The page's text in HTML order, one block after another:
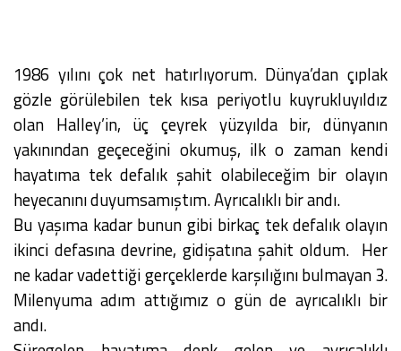
1986 yılını çok net hatırlıyorum. Dünya’dan çıplak
gözle görülebilen tek kısa periyotlu kuyrukluyıldız
olan Halley’in, üç çeyrek yüzyılda bir, dünyanın
yakınından geçeceğini okumuş, ilk o zaman kendi
hayatıma tek defalık şahit olabileceğim bir olayın
heyecanını duyumsamıştım. Ayrıcalıklı bir andı.
Bu yaşıma kadar bunun gibi birkaç tek defalık olayın
ikinci defasına devrine, gidişatına şahit oldum. Her
ne kadar vadettiği gerçeklerde karşılığını bulmayan 3.
Milenyuma adım attığımız o gün de ayrıcalıklı bir
andı.